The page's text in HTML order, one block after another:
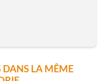
DANS LA MÊME